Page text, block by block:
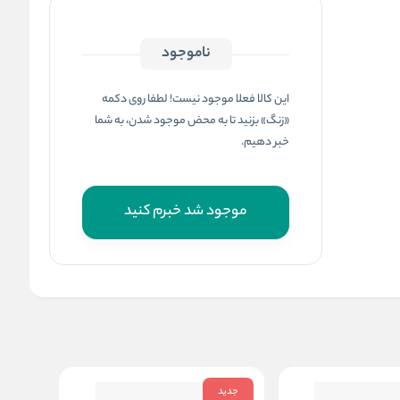
ناموجود
این کالا فعلا موجود نیست! لطفا روی دکمه
«زنگ» بزنید تا به محض موجود شدن، به شما
خبر دهیم.
موجود شد خبرم کنید
جدید